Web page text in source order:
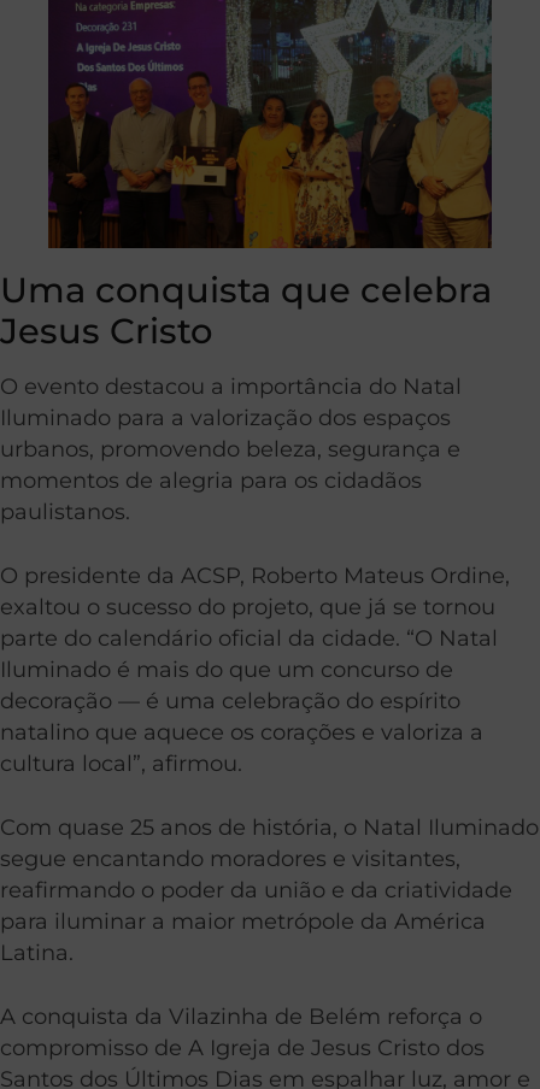
Uma conquista que celebra
Jesus Cristo
O evento destacou a importância do Natal
Iluminado para a valorização dos espaços
urbanos, promovendo beleza, segurança e
momentos de alegria para os cidadãos
paulistanos.
O presidente da ACSP, Roberto Mateus Ordine,
exaltou o sucesso do projeto, que já se tornou
parte do calendário oficial da cidade. “O Natal
Iluminado é mais do que um concurso de
decoração — é uma celebração do espírito
natalino que aquece os corações e valoriza a
cultura local”, afirmou.
Com quase 25 anos de história, o Natal Iluminado
segue encantando moradores e visitantes,
reafirmando o poder da união e da criatividade
para iluminar a maior metrópole da América
Latina.
A conquista da Vilazinha de Belém reforça o
compromisso de A Igreja de Jesus Cristo dos
Santos dos Últimos Dias em espalhar luz, amor e